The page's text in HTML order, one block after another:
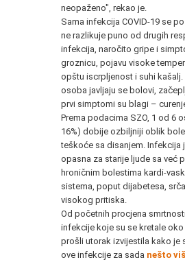
neopaženo", rekao je.
Sama infekcija COVID-19 se
ne razlikuje puno od drugih
infekcija, naročito gripe i
groznicu, pojavu visoke
opštu iscrpljenost i suhi kašalj.
osoba javljaju se bolovi,
prvi simptomi su blagi –
Prema podacima SZO, 1 od 6
16%) dobije ozbiljniji oblik
teškoće sa disanjem. Infekcija
opasna za starije ljude sa već
hroničnim bolestima kardi-
sistema, poput dijabetesa,
visokog pritiska.
Od početnih procjena
infekcije koje su se kretale oko
prošli utorak izvijestila kako je
ove infekcije za sada nešto